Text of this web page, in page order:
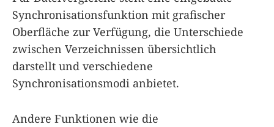
Synchronisationsfunktion mit grafischer
Oberfläche zur Verfügung, die Unterschiede
zwischen Verzeichnissen übersichtlich
darstellt und verschiedene
Synchronisationsmodi anbietet.
Andere Funktionen wie die